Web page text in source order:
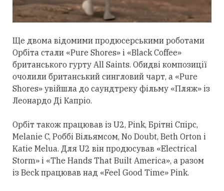
Ще двома відомими продюсерськими роботами
Орбіта стали «Pure Shores» і «Black Coffee»
британського гурту All Saints. Обидві композиції
очолили британський сингловий чарт, а «Pure
Shores» увійшла до саундтреку фільму «Пляж» із
Леонардо Ді Капріо.
Орбіт також працював із U2, Pink, Брітні Спірс,
Melanie C, Роббі Вільямсом, No Doubt, Beth Orton і
Katie Melua. Для U2 він продюсував «Electrical
Storm» і «The Hands That Built America», а разом
із Beck працював над «Feel Good Time» Pink.